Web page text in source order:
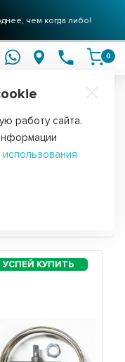
чем когда либо!
0
Бирюса W
работу сайта.